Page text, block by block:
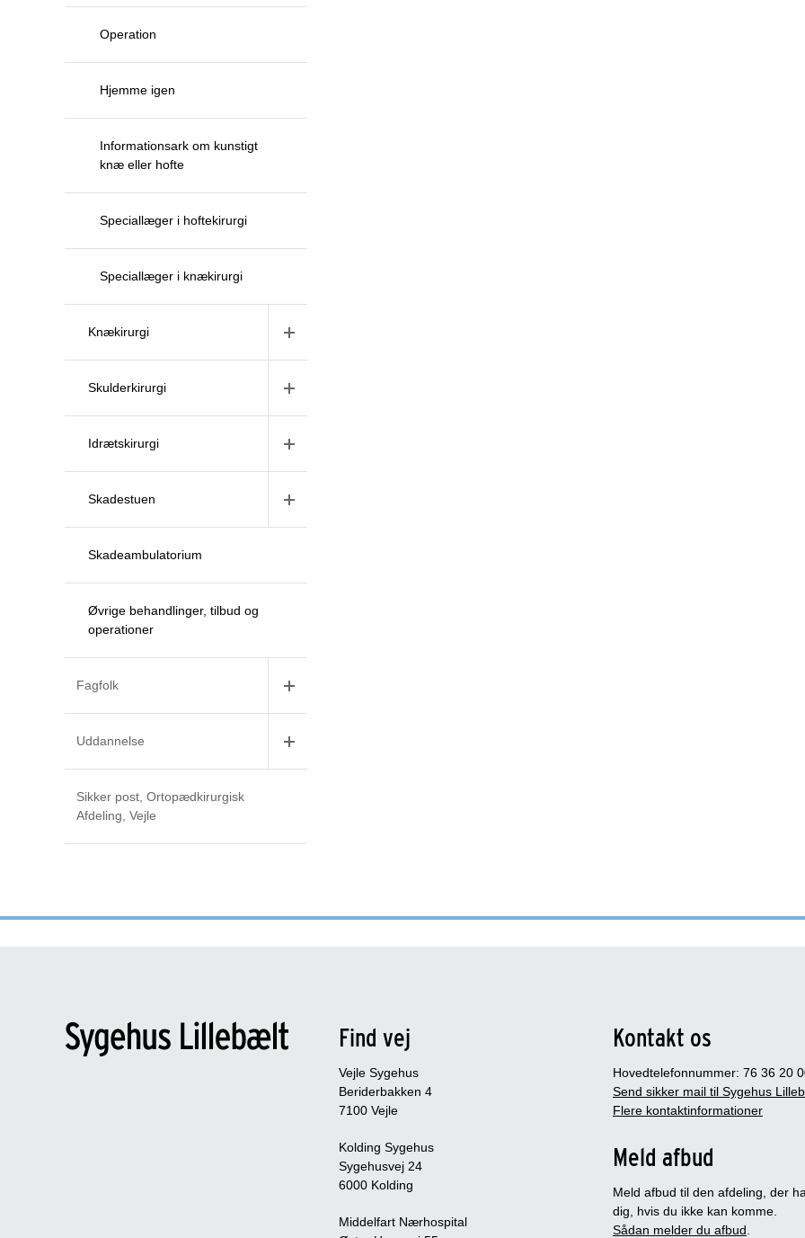
Operation
Hjemme igen
Informationsark om kunstigt
knæ eller hofte
Speciallæger i hoftekirurgi
Speciallæger i knækirurgi
Knækirurgi
Skulderkirurgi
Idrætskirurgi
Skadestuen
Skadeambulatorium
Øvrige behandlinger, tilbud og
operationer
Fagfolk
Uddannelse
Sikker post, Ortopædkirurgisk
Afdeling, Vejle
Find vej
Vejle Sygehus
Beriderbakken 4
7100 Vejle
Kolding Sygehus
Sygehusvej 24
6000 Kolding
Middelfart Nærhospital
Kontakt os
Hovedtelefonnummer: 76 36 20
Send sikker mail til Sygehus
Flere kontaktinformationer
Meld afbud
Meld afbud til den afdeling, der
dig, hvis du ikke kan komme.
Sådan melder du afbud